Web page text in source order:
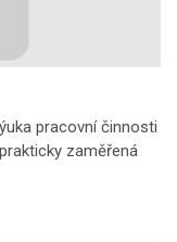
pracovní činnosti
zaměřená